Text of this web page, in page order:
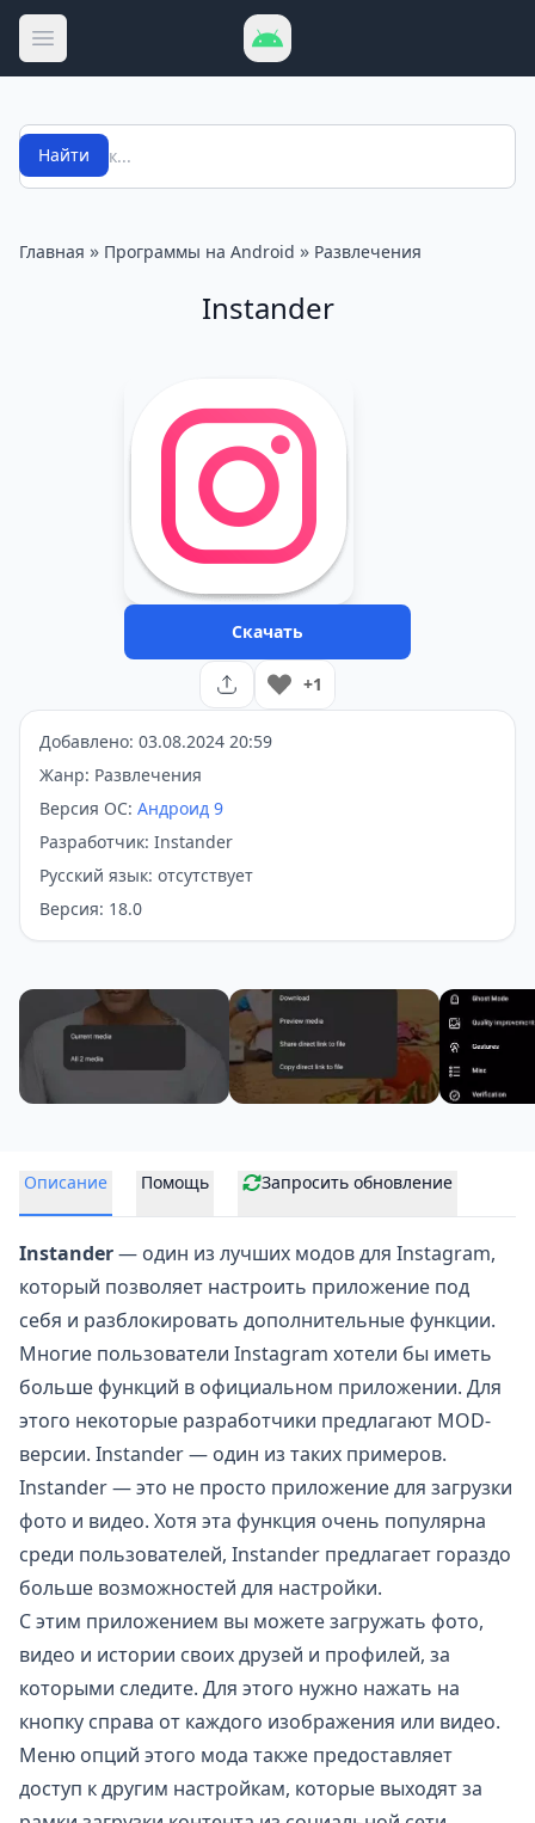
Открыть меню
Поиск
Найти
Главная » Программы на Android » Развлечения
Instander
Скачать
+1
Добавлено: 03.08.2024 20:59
Жанр: Развлечения
Версия ОС: Андроид 9
Разработчик: Instander
Русский язык: отсутствует
Версия: 18.0
Описание Помощь Запросить обновление
Instander— один из лучших модов для Instagram,
который позволяет настроить приложение под
себя и разблокировать дополнительные функции.
Многие пользователи Instagram хотели бы иметь
больше функций в официальном приложении. Для
этого некоторые разработчики предлагают MOD-
версии. Instander — один из таких примеров.
Instander — это не просто приложение для загрузки
фото и видео. Хотя эта функция очень популярна
среди пользователей, Instander предлагает гораздо
больше возможностей для настройки.
С этим приложением вы можете загружать фото,
видео и истории своих друзей и профилей, за
которыми следите. Для этого нужно нажать на
кнопку справа от каждого изображения или видео.
Меню опций этого мода также предоставляет
доступ к другим настройкам, которые выходят за